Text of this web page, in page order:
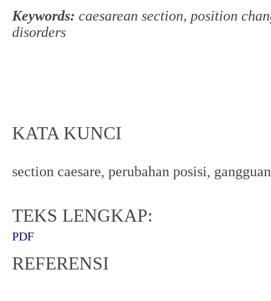
Keywords: caesarean section, position
disorders
KATA KUNCI
section caesare, perubahan posisi,
TEKS LENGKAP:
PDF
REFERENSI